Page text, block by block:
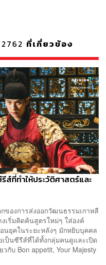
2762 ที่เกี่ยวข้อง
ที่ทำให้ประวัติศาสตร์และ
ของการส่งออกวัฒนธรรมเกาหลี
เริ่มคิดค้นสูตรใหม่ๆ ใส่องค์
นยุคในระยะหลังๆ มักหยิบบุคคล
ป็นซีรีส์ที่ได้ทั้งกลุ่มคนดูและเปิด
กับ Bon appetit, Your Majesty